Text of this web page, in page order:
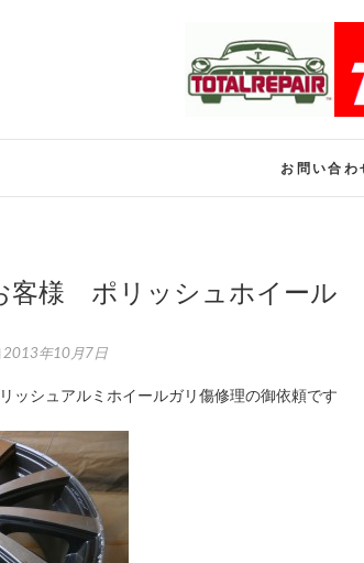
ホイーお問い合わ
客様 ポリッシュホイー
2013年10月7日
リッシュアルミホイールガリ傷修理の御依頼です